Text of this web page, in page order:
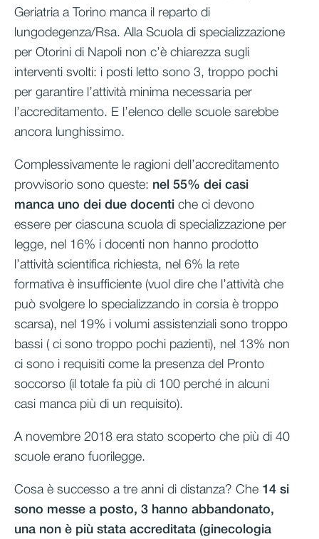
Geriatria a Torino manca il reparto di
lungodegenza/Rsa. Alla Scuola di specializzazione
per Otorini di Napoli non c’è chiarezza sugli
interventi svolti: i posti letto sono 3, troppo pochi
per garantire l’attività minima necessaria per
l’accreditamento. E l’elenco delle scuole sarebbe
ancora lunghissimo.
Complessivamente le ragioni dell’accreditamento
provvisorio sono queste: nel 55% dei casi
manca uno dei due docenti che ci devono
essere per ciascuna scuola di specializzazione per
legge, nel 16% i docenti non hanno prodotto
l’attività scientifica richiesta, nel 6% la rete
formativa è insufficiente (vuol dire che l’attività che
può svolgere lo specializzando in corsia è troppo
scarsa), nel 19% i volumi assistenziali sono troppo
bassi ( ci sono troppo pochi pazienti), nel 13% non
ci sono i requisiti come la presenza del Pronto
soccorso (il totale fa più di 100 perché in alcuni
casi manca più di un requisito).
A novembre 2018 era stato scoperto che più di 40
scuole erano fuorilegge.
Cosa è successo a tre anni di distanza? Che 14 si
sono messe a posto, 3 hanno abbandonato,
una non è più stata accreditata (ginecologia